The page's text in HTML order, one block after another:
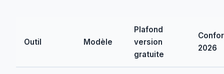
Outil Modèle
Plafond
version
gratuite
2026